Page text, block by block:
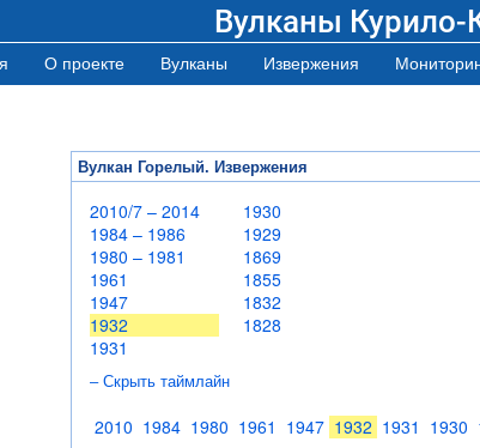
Вулканы Курило-
О проекте Вулканы Извержения
Вулкан Горелый. Извержения
2010/7 – 2014
1984 – 1986
1980 – 1981
1961
1947
1932
1931
1930
1929
1869
1855
1832
1828
– Скрыть таймлайн
2010 1984 1980 1961 1947 1932 1931 1930